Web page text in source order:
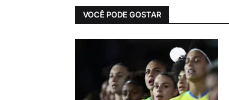
VOCÊ PODE GOSTAR